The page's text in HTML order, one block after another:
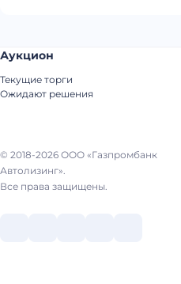
© 2018-2026 ООО «Газпромбанк
Автолизинг».
Все права защищены.
Аукцион
Текущие торги
Ожидают решения